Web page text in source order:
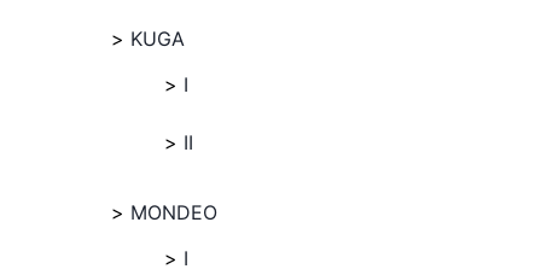
KUGA
I
II
MONDEO
I